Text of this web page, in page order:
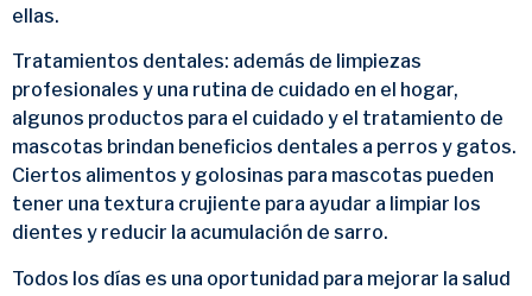
ellas.
Tratamientos dentales: además de limpiezas
profesionales y una rutina de cuidado en el hogar,
algunos productos para el cuidado y el tratamiento de
mascotas brindan beneficios dentales a perros y gatos.
Ciertos alimentos y golosinas para mascotas pueden
tener una textura crujiente para ayudar a limpiar los
dientes y reducir la acumulación de sarro.
Todos los días es una oportunidad para mejorar la salud